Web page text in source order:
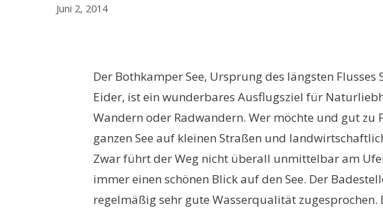
Juni 2, 2014
Der Bothkamper See, Ursprung des längsten Flusses
Eider, ist ein wunderbares Ausflugsziel für
Wandern oder Radwandern. Wer möchte und gut zu
ganzen See auf kleinen Straßen und
Zwar führt der Weg nicht überall unmittelbar am
immer einen schönen Blick auf den See. Der
regelmäßig sehr gute Wasserqualität zugesprochen.